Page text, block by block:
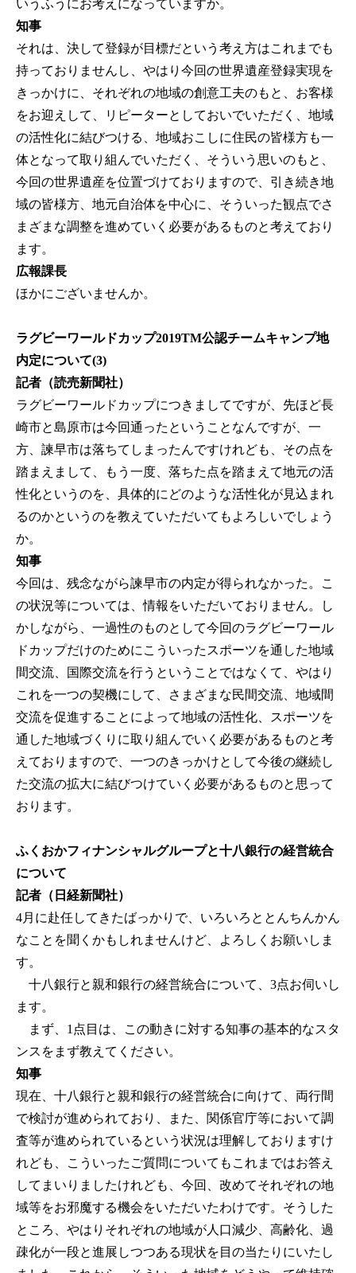
いうふうにお考えになっていますか。
知事
それは、決して登録が目標だという考え方はこれまでも
持っておりませんし、やはり今回の世界遺産登録実現を
きっかけに、それぞれの地域の創意工夫のもと、お客様
をお迎えして、リピーターとしておいでいただく、地域
の活性化に結びつける、地域おこしに住民の皆様方も一
体となって取り組んでいただく、そういう思いのもと、
今回の世界遺産を位置づけておりますので、引き続き地
域の皆様方、地元自治体を中心に、そういった観点でさ
まざまな調整を進めていく必要があるものと考えており
ます。
広報課長
ほかにございませんか。
ラグビーワールドカップ2019TM公認チームキャンプ地
内定について(3)
記者（読売新聞社）
ラグビーワールドカップにつきましてですが、先ほど長
崎市と島原市は今回通ったということなんですが、一
方、諫早市は落ちてしまったんですけれども、その点を
踏まえまして、もう一度、落ちた点を踏まえて地元の活
性化というのを、具体的にどのような活性化が見込まれ
るのかというのを教えていただいてもよろしいでしょう
か。
知事
今回は、残念ながら諫早市の内定が得られなかった。こ
の状況等については、情報をいただいておりません。し
かしながら、一過性のものとして今回のラグビーワール
ドカップだけのためにこういったスポーツを通した地域
間交流、国際交流を行うということではなくて、やはり
これを一つの契機にして、さまざまな民間交流、地域間
交流を促進することによって地域の活性化、スポーツを
通した地域づくりに取り組んでいく必要があるものと考
えておりますので、一つのきっかけとして今後の継続し
た交流の拡大に結びつけていく必要があるものと思って
おります。
ふくおかフィナンシャルグループと十八銀行の経営統合
について
記者（日経新聞社）
4月に赴任してきたばっかりで、いろいろととんちんかん
なことを聞くかもしれませんけど、よろしくお願いしま
す。
十八銀行と親和銀行の経営統合について、3点お伺いし
ます。
まず、1点目は、この動きに対する知事の基本的なスタ
ンスをまず教えてください。
知事
現在、十八銀行と親和銀行の経営統合に向けて、両行間
で検討が進められており、また、関係官庁等において調
査等が進められているという状況は理解しておりますけ
れども、こういったご質問についてもこれまではお答え
してまいりましたけれども、今回、改めてそれぞれの地
域等をお邪魔する機会をいただいたわけです。そうした
ところ、やはりそれぞれの地域が人口減少、高齢化、過
疎化が一段と進展しつつある現状を目の当たりにいたし